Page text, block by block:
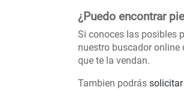
¿Puedo encontrar
Si conoces las posibles
nuestro buscador online
que te la vendan.
Tambien podrás